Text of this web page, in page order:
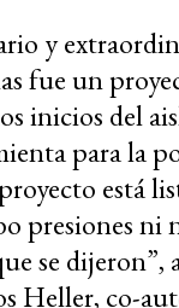
y
fue un
inicios del
para la
está
presiones ni
se dijeron”,
Heller, co-